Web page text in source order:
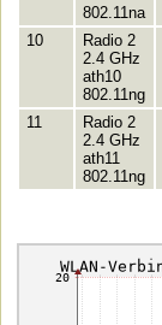
802.11na
10
Radio 2
2.4 GHz
ath10
802.11ng
11
Radio 2
2.4 GHz
ath11
802.11ng